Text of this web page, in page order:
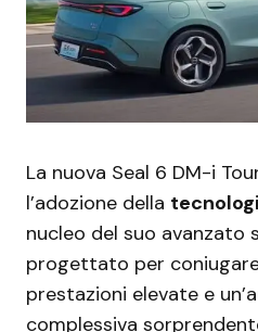
La nuova Seal 6 DM-i
l’adozione della
nucleo del suo avanzato
progettato per
prestazioni elevate e
complessiva